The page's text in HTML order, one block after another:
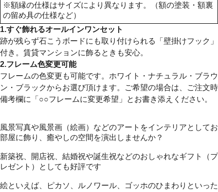
※額縁の仕様はサイズにより異なります。（額の塗装・額裏
の留め具の仕様など）
1.すぐ飾れるオールインワンセット
跡が残らず石こうボードにも取り付けられる「壁掛けフック」
付き。賃貸マンションに飾るときも安心。
2.フレーム色変更可能
フレームの色変更も可能です。ホワイト・ナチュラル・ブラウ
ン・ブラックからお選び頂けます。ご希望の場合は、ご注文時
備考欄に「○○フレームに変更希望」とお書き添えください。
風景写真や風景画（絵画）などのアートをインテリアとしてお
部屋に飾り、癒やしの空間を演出しませんか？
新築祝、開店祝、結婚祝や誕生祝などのおしゃれなギフト（プ
レゼント）としても好評です
絵といえば、ピカソ、ルノワール、ゴッホのひまわりといった